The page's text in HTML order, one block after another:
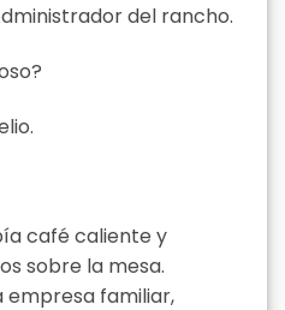
del rancho.
café caliente y
sobre la mesa.
empresa familiar,